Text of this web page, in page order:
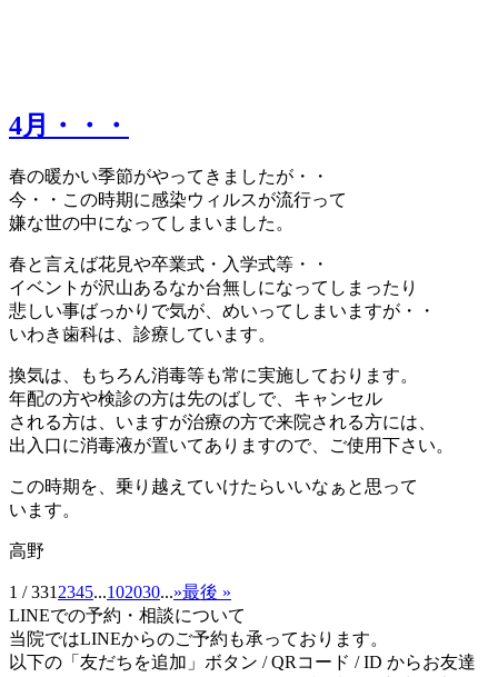
4月・・・
春の暖かい季節がやってきましたが・・
今・・この時期に感染ウィルスが流行って
嫌な世の中になってしまいました。
春と言えば花見や卒業式・入学式等・・
イベントが沢山あるなか台無しになってしまったり
悲しい事ばっかりで気が、めいってしまいますが・・
いわき歯科は、診療しています。
換気は、もちろん消毒等も常に実施しております。
年配の方や検診の方は先のばしで、キャンセル
される方は、いますが治療の方で来院される方には、
出入口に消毒液が置いてありますので、ご使用下さい。
この時期を、乗り越えていけたらいいなぁと思って
います。
高野
1 / 331 2345...102030...»最後 »
LINEでの予約・相談について
当院ではLINEからのご予約も承っております。
以下の「友だちを追加」ボタン / QRコード / ID からお友達